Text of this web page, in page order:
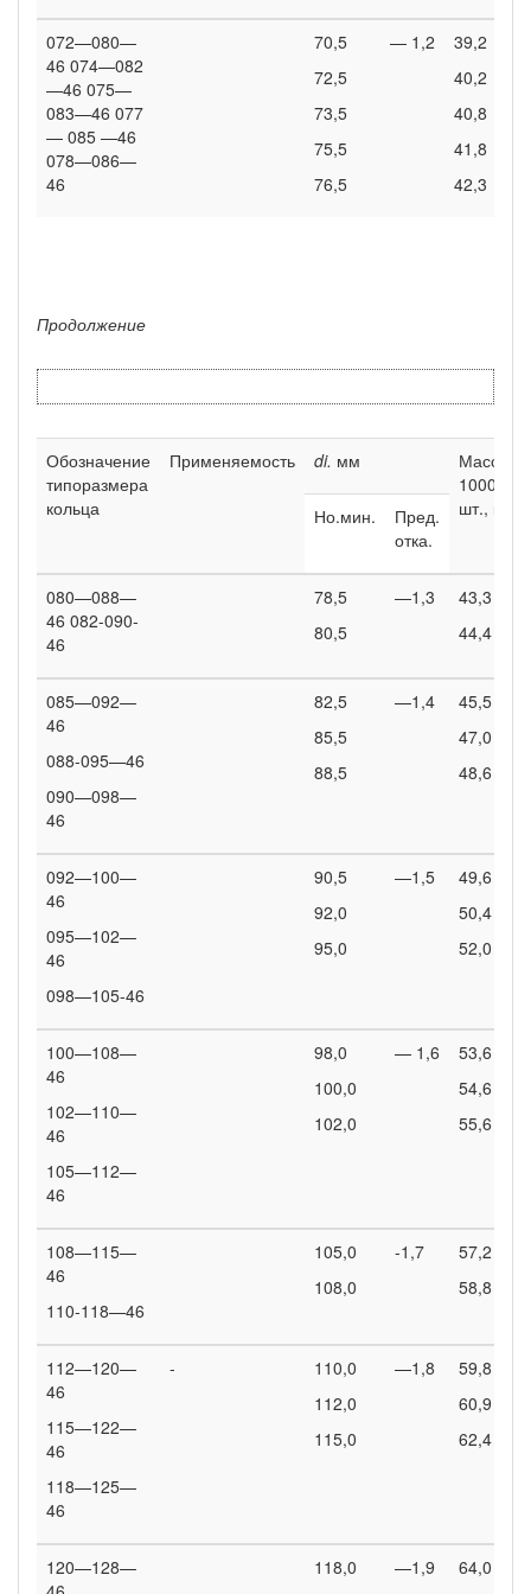
072—080—
46 074—082
—46 075—
083—46 077
— 085 —46
078—086—
46
70,5
72,5
73,5
75,5
76,5
— 1,2
39,2
40,2
40,8
41,8
42,3
Продолжение
Обозначение
типоразмера
кольца
Применяемость di. мм
Масса
1000
шт., кг
Но.мин.
Пред.
отка.
080—088—
46 082-090-
46
78,5
80,5
—1,3
43,3
44,4
085—092—
46
088-095—46
090—098—
46
82,5
85,5
88,5
—1,4
45,5
47,0
48,6
092—100—
46
095—102—
46
098—105-46
90,5
92,0
95,0
—1,5
49,6
50,4
52,0
100—108—
46
102—110—
46
105—112—
46
98,0
100,0
102,0
— 1,6
53,6
54,6
55,6
108—115—
46
110-118—46
105,0
108,0
-1,7
57,2
58,8
112—120—
46
115—122—
46
118—125—
46
-
110,0
112,0
115,0
—1,8
59,8
60,9
62,4
120—128—
118,0
—1,9
64,0